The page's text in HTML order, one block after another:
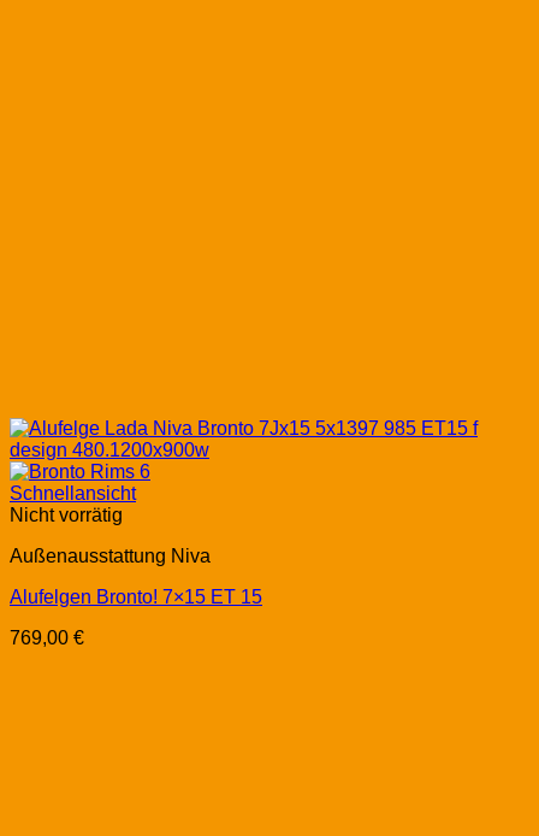
Schnellansicht
Nicht vorrätig
Außenausstattung Niva
Alufelgen Bronto! 7×15 ET 15
769,00 €